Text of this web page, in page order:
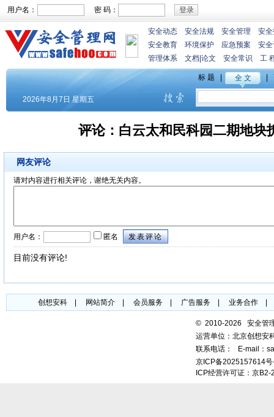
用户名： 密 码：
安全动态 安全法规 安全管理
安
安全教育
环境保护 应急预案
安
管理体系
文档 论文 安全常识 工
评论： 白云太和民科园二期地块
网友评论
请对内容进行相关评论，谢绝无关内容。
用户名： 匿名
目前没有评论!
创想安科| 网站简介| 会员服务| 广告服务| 业务合作|
© 2010-2026 安全
运营单位：北京创想安
联系电话：
E-mail：
京ICP备2025157614
ICP经营许可证：京